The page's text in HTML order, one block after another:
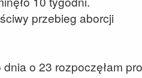
przebieg aborcji
o 23 rozpoczęłam